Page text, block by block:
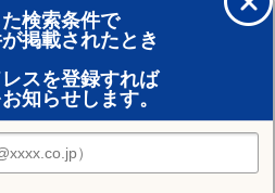
検索条件で
掲載されたとき
スを登録すれば
知らせします。